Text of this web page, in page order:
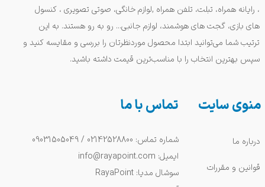
منوی سایت
درباره ما
قوانین و مقررات
، رایانه همراه، تبلت، تلفن همراه ,لوازم خانگی، صوتی تصویری ، کنسول
های بازی، گجت های هوشمند، لوازم جانبی... رو به رو هستند. به این
ترتیب شما می‌توانید ابتدا محصول موردنظرتان را بررسی و مقایسه کنید و
سپس بهترین انتخاب را با مناسب‌ترین قیمت داشته باشید.
تماس با ما
شماره تماس: 02142528800 / 09031505049
ایمیل: info@rayapoint.com
سوشال مدیا: RayaPoint